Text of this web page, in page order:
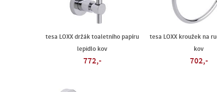
tesa LOXX držák toaletního papíru
lepidlo kov
772,-
tesa LOXX kroužek na
kov
702,-